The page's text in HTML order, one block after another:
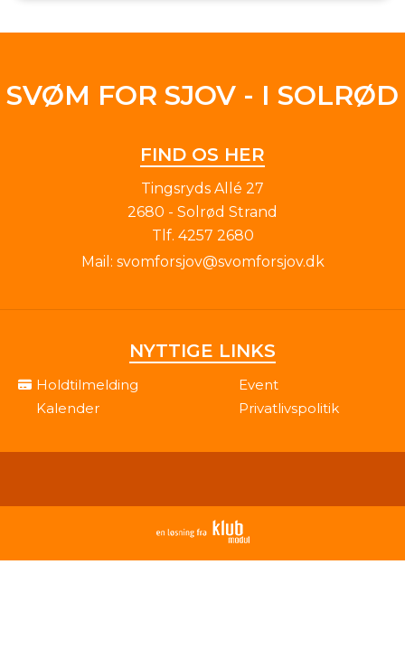
SVØM FOR SJOV - I SOLRØD
FIND OS HER
Tingsryds Allé 27
2680 - Solrød Strand
Tlf. 4257 2680
Mail: svomforsjov@svomforsjov.dk
NYTTIGE LINKS
Holdtilmelding
Event
Kalender
Privatlivspolitik